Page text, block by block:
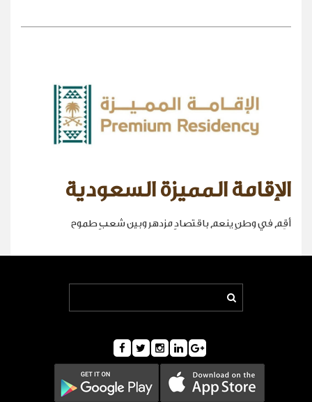
الإقامة المميزة السعودية
أقِم في وطنٍ ينعم باقتصادٍ مزدهر وبين شعبٍ طموح